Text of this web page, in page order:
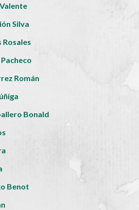
Silva
Rosales
Román
Bonald
Benot